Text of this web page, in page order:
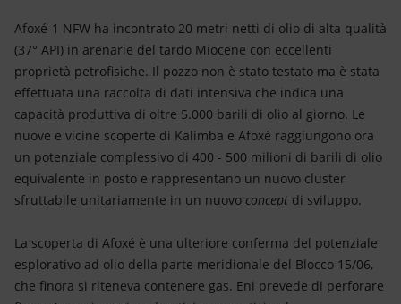
Afoxé-1 NFW ha incontrato 20 metri netti di olio di alta qualità
(37° API) in arenarie del tardo Miocene con eccellenti
proprietà petrofisiche. Il pozzo non è stato testato ma è stata
effettuata una raccolta di dati intensiva che indica una
capacità produttiva di oltre 5.000 barili di olio al giorno. Le
nuove e vicine scoperte di Kalimba e Afoxé raggiungono ora
un potenziale complessivo di 400 - 500 milioni di barili di olio
equivalente in posto e rappresentano un nuovo cluster
sfruttabile unitariamente in un nuovo concept di sviluppo.
La scoperta di Afoxé è una ulteriore conferma del potenziale
esplorativo ad olio della parte meridionale del Blocco 15/06,
che finora si riteneva contenere gas. Eni prevede di perforare